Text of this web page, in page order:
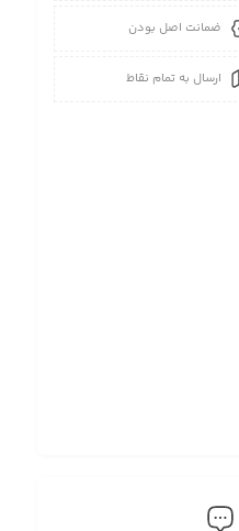
ضمانت اصل بودن
ارسال به تمام نقاط